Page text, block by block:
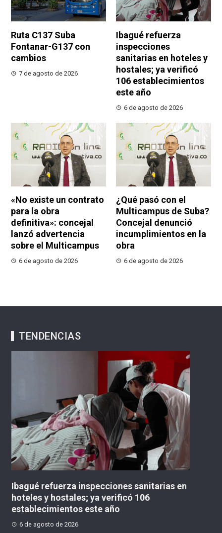
Ruta C137 Suba
Fontanar-G137 con
cambios
7 de agosto de 2026
Ibagué refuerza
inspecciones
sanitarias en hoteles y
hostales; ya verificó
106 establecimientos
este año
6 de agosto de 2026
«No existe un contrato
para la obra
definitiva»: concejal
lanzó advertencia
sobre el Multicampus
6 de agosto de 2026
¿Qué pasó con el
Multicampus de Suba?
Concejal denunció
incumplimientos en la
obra
6 de agosto de 2026
TENDENCIAS
Ibagué refuerza inspecciones sanitarias en
hoteles y hostales; ya verificó 106
establecimientos este año
6 de agosto de 2026